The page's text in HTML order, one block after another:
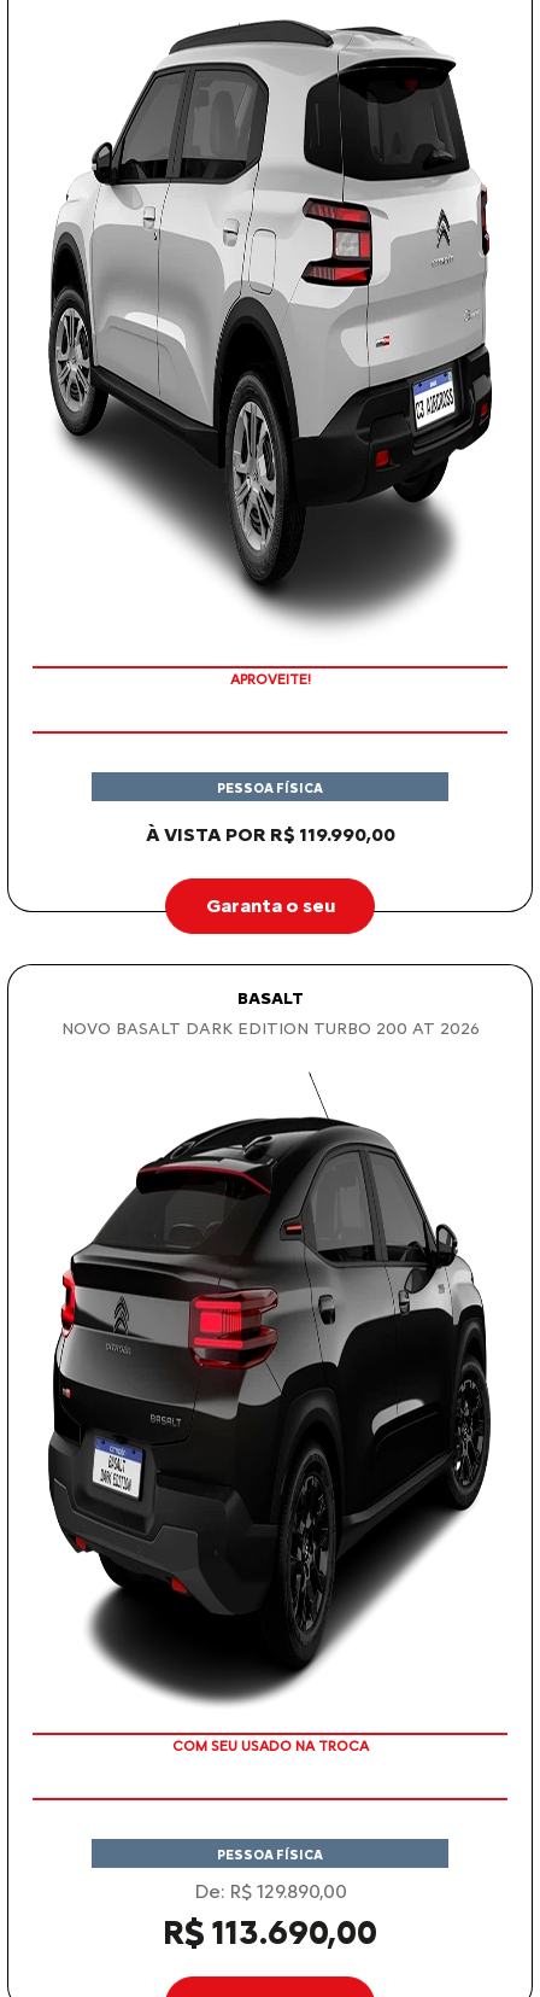
APROVEITE!
À VISTA POR R$ 119.990,00
PESSOA FÍSICA
Garanta o seu
BASALT
NOVO BASALT DARK EDITION TURBO 200 AT 2026
TAXA ZERO
PESSOA FÍSICA
De: R$ 129.890,00
R$ 113.690,00